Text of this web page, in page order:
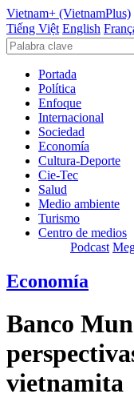
Vietnam+ (VietnamPlus)
Tiếng Việt English
Portada
Política
Enfoque
Internacional
Sociedad
Economía
Cultura-Deporte
Cie-Tec
Salud
Medio ambiente
Turismo
Centro de medios
Podcast
Economía
Banco
vietnamita